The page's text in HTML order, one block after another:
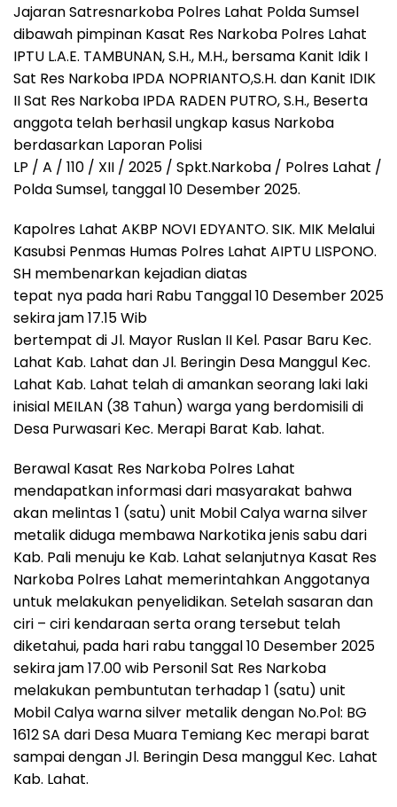
Jajaran Satresnarkoba Polres Lahat Polda Sumsel
dibawah pimpinan Kasat Res Narkoba Polres Lahat
IPTU L.A.E. TAMBUNAN, S.H., M.H., bersama Kanit Idik I
Sat Res Narkoba IPDA NOPRIANTO,S.H. dan Kanit IDIK
II Sat Res Narkoba IPDA RADEN PUTRO, S.H., Beserta
anggota telah berhasil ungkap kasus Narkoba
berdasarkan Laporan Polisi
LP / A / 110 / XII / 2025 / Spkt.Narkoba / Polres Lahat /
Polda Sumsel, tanggal 10 Desember 2025.
Kapolres Lahat AKBP NOVI EDYANTO. SIK. MIK Melalui
Kasubsi Penmas Humas Polres Lahat AIPTU LISPONO.
SH membenarkan kejadian diatas
tepat nya pada hari Rabu Tanggal 10 Desember 2025
sekira jam 17.15 Wib
bertempat di Jl. Mayor Ruslan II Kel. Pasar Baru Kec.
Lahat Kab. Lahat dan Jl. Beringin Desa Manggul Kec.
Lahat Kab. Lahat telah di amankan seorang laki laki
inisial MEILAN (38 Tahun) warga yang berdomisili di
Desa Purwasari Kec. Merapi Barat Kab. lahat.
Berawal Kasat Res Narkoba Polres Lahat
mendapatkan informasi dari masyarakat bahwa
akan melintas 1 (satu) unit Mobil Calya warna silver
metalik diduga membawa Narkotika jenis sabu dari
Kab. Pali menuju ke Kab. Lahat selanjutnya Kasat Res
Narkoba Polres Lahat memerintahkan Anggotanya
untuk melakukan penyelidikan. Setelah sasaran dan
ciri – ciri kendaraan serta orang tersebut telah
diketahui, pada hari rabu tanggal 10 Desember 2025
sekira jam 17.00 wib Personil Sat Res Narkoba
melakukan pembuntutan terhadap 1 (satu) unit
Mobil Calya warna silver metalik dengan No.Pol: BG
1612 SA dari Desa Muara Temiang Kec merapi barat
sampai dengan Jl. Beringin Desa manggul Kec. Lahat
Kab. Lahat.